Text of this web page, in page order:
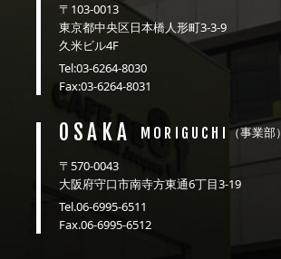
〒103-0013
東京都中央区日本橋人形町3-3-9
久米ビル4F
Tel:03-6264-8030
Fax:03-6264-8031
OSAKA MORIGUCHI （事業部）
〒570-0043
大阪府守口市南寺方東通6丁目3-19
Tel.06-6995-6511
Fax.06-6995-6512